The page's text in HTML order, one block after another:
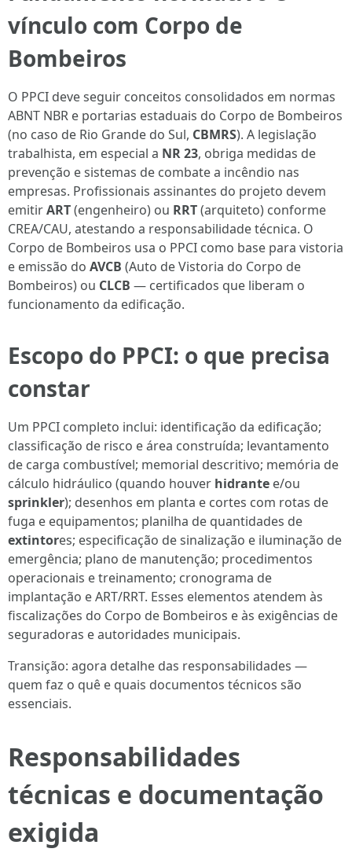
vínculo com Corpo de
Bombeiros
O PPCI deve seguir conceitos consolidados em normas
ABNT NBR e portarias estaduais do Corpo de Bombeiros
(no caso de Rio Grande do Sul, CBMRS). A legislação
trabalhista, em especial a NR 23, obriga medidas de
prevenção e sistemas de combate a incêndio nas
empresas. Profissionais assinantes do projeto devem
emitirART(engenheiro) ou RRT(arquiteto) conforme
CREA/CAU, atestando a responsabilidade técnica. O
Corpo de Bombeiros usa o PPCI como base para vistoria
e emissão do AVCB (Auto de Vistoria do Corpo de
Bombeiros) ou CLCB — certificados que liberam o
funcionamento da edificação.
Escopo do PPCI: o que precisa
constar
Um PPCI completo inclui: identificação da edificação;
classificação de risco e área construída; levantamento
de carga combustível; memorial descritivo; memória de
cálculo hidráulico (quando houver hidrante e/ou
sprinkler); desenhos em planta e cortes com rotas de
fuga e equipamentos; planilha de quantidades de
extintores; especificação de sinalização e iluminação de
emergência; plano de manutenção; procedimentos
operacionais e treinamento; cronograma de
implantação e ART/RRT. Esses elementos atendem às
fiscalizações do Corpo de Bombeiros e às exigências de
seguradoras e autoridades municipais.
Transição: agora detalhe das responsabilidades —
quem faz o quê e quais documentos técnicos são
essenciais.
Responsabilidades
técnicas e documentação
exigida